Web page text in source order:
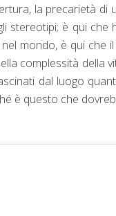
la precarietà
stereotipi; è qui
mondo, è qui che
complessità della
dal luogo
è questo che